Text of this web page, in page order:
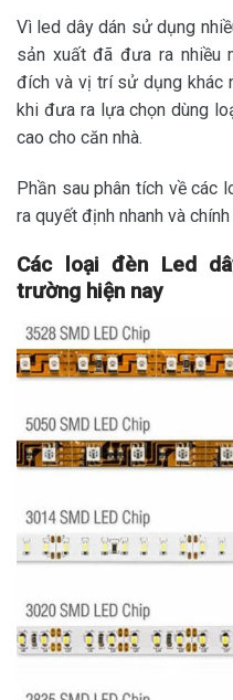
Vì led dây dán sử dụng
sản xuất đã đưa ra nhiều
đích và vị trí sử dụng khác
khi đưa ra lựa chọn dùng
cao cho căn nhà.
Phần sau phân tích về các
ra quyết định nhanh và chính
Các loại đèn Led
trường hiện nay